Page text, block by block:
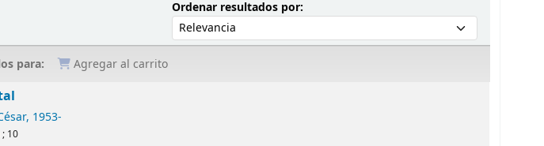
Ordenar resultados por:Ordenar por:
para: Agregar al carrito
, 1953-
; 10